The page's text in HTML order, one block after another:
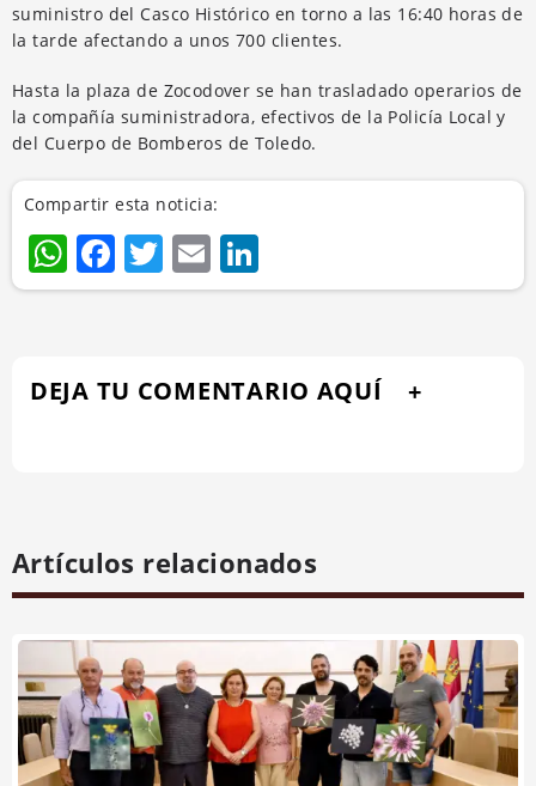
suministro del Casco Histórico en torno a las 16:40 horas de
la tarde afectando a unos 700 clientes.
Hasta la plaza de Zocodover se han trasladado operarios de
la compañía suministradora, efectivos de la Policía Local y
del Cuerpo de Bomberos de Toledo.
Compartir esta noticia:
WhatsApp
Facebook
Twitter
Email
DEJA TU COMENTARIO AQUÍ
Artículos relacionados